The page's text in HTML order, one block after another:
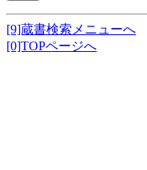
[9]蔵書検索メニューへ
[0]TOPページへ